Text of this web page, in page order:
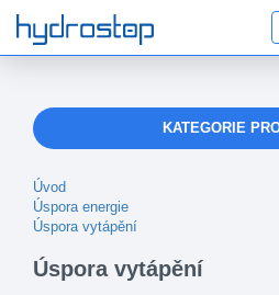
KATEGORIE
Úvod
Úspora energie
Úspora vytápění
Úspora vytápění